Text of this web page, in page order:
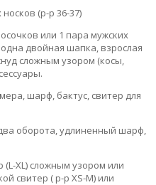
(р-р 36-37)
или 1 пара мужских
двойная шапка, взрослая
сложным узором (косы,
шарф, бактус, свитер для
оборота, удлиненный шарф,
(L-XL) сложным узором или
свитер ( р-р XS-M) или